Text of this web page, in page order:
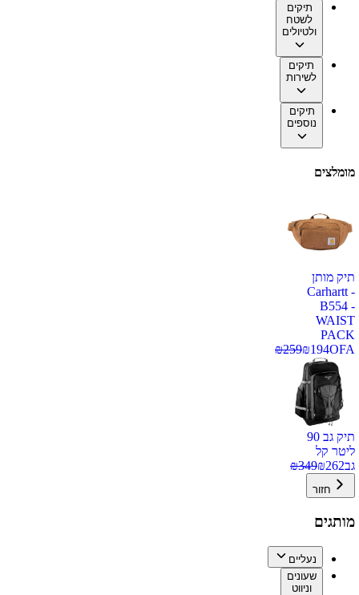
תיקים
לשטח
ולטיולים
תיקים
לשירות
תיקים
נוספים
מומלצים
תיק מותן
Carhartt -
B554 -
WAIST
PACK
OFA
₪194
₪259
תיק גב 90
ליטר קל
גב
₪262
₪349
חזור
מותגים
נעליים
שעונים
וניווט